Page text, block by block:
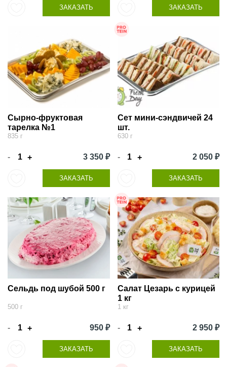
ЗАКАЗАТЬ ЗАКАЗАТЬ
Сырно-фруктовая
тарелка №1
835 г
- + 3 350 ₽
ЗАКАЗАТЬ
Сет мини-сэндвичей 24
шт.
630 г
- + 2 050 ₽
ЗАКАЗАТЬ
Сельдь под шубой 500 г
500 г
- + 950 ₽
ЗАКАЗАТЬ
Салат Цезарь с курицей
1 кг
1 кг
- + 2 950 ₽
ЗАКАЗАТЬ